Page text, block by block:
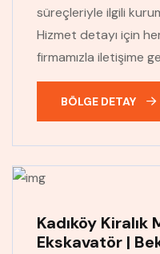
süreçleriyle ilgili
Hizmet detayı için
firmamızla iletişime
BÖLGE DETAY
Kadıköy Kiralık
Ekskavatör |